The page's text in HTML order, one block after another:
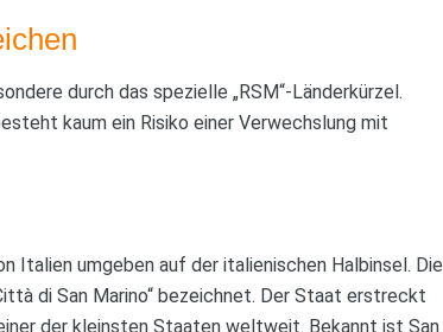
durch das spezielle „RSM“-Länderkürzel.
kaum ein Risiko einer Verwechslung mit
Italien umgeben auf der italienischen Halbinsel. Die
di San Marino“ bezeichnet. Der Staat erstreckt
der kleinsten Staaten weltweit. Bekannt ist San